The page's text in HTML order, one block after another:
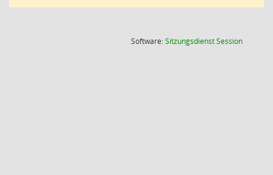
Software:SitzungsdienstSession(Wird in